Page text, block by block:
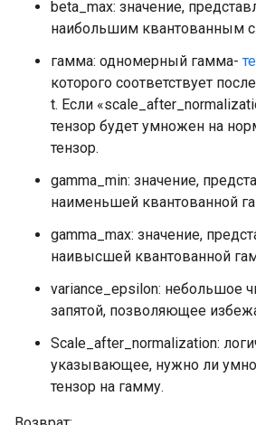
beta_max: значение,
наибольшим квантованным
гамма: одномерный гамма-
которого соответствует
t. Если
тензор будет умножен на
тензор.
gamma_min: значение,
наименьшей квантованной
gamma_max: значение,
наивысшей квантованной
variance_epsilon: небольшое
запятой, позволяющее
Scale_after_normalization:
указывающее, нужно ли
тензор на гамму.